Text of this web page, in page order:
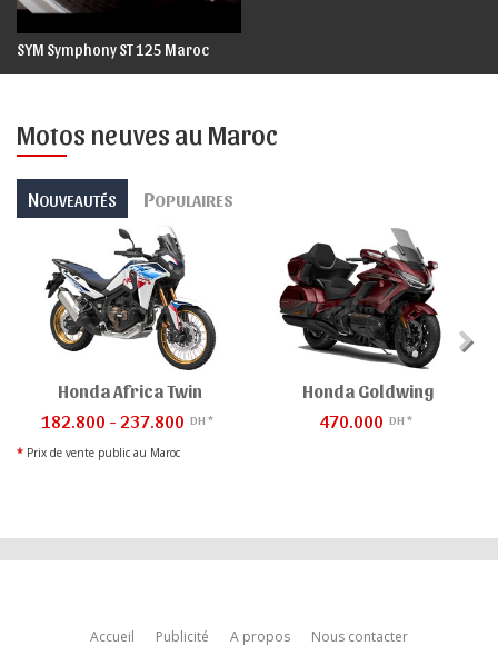
SYM Symphony ST 125 Maroc
Motos neuves au Maroc
NOUVEAUTÉS POPULAIRES
Honda Africa Twin
182.800 - 237.800 DH *
Honda Goldwing
470.000 DH *
* Prix de vente public au Maroc
Accueil Publicité A propos Nous contacter